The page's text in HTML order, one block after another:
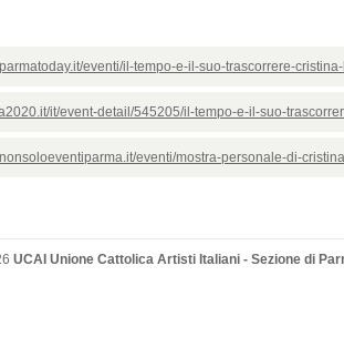
eventi/il-tempo-e-il-suo-trascorrere-
it/event-detail/545205/il-tempo-e-il-suo-
eventi/mostra-personale-di-
UCAI Unione Cattolica Artisti Italiani - Sezione di